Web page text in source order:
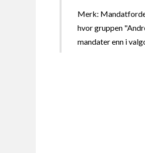
Merk:
hvor gruppen
mandater enn i